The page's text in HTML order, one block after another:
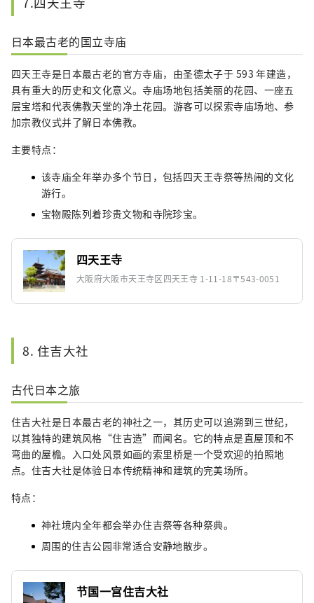
日本最古老的国立寺庙
四天王寺是日本最古老的官方寺庙，由圣德太子于 593 年建造，
具有重大的历史和文化意义。寺庙场地包括美丽的花园、一座五
层宝塔和代表佛教天堂的净土花园。游客可以探索寺庙场地、参
加宗教仪式并了解日本佛教。
主要特点：
该寺庙全年举办多个节日，包括四天王寺祭等热闹的文化
游行。
宝物殿陈列着珍贵文物和寺院珍宝。
四天王寺
大阪府大阪市天王寺区四天王寺 1-11-18〒543-0051
8. 住吉大社
古代日本之旅
住吉大社是日本最古老的神社之一，其历史可以追溯到三世纪，
以其独特的建筑风格“住吉造”而闻名。它的特点是直屋顶和不
弯曲的屋檐。入口处风景如画的索里桥是一个受欢迎的拍照地
点。住吉大社是体验日本传统精神和建筑的完美场所。
特点：
神社境内全年都会举办住吉祭等各种祭典。
周围的住吉公园非常适合安静地散步。
节国一宫住吉大社